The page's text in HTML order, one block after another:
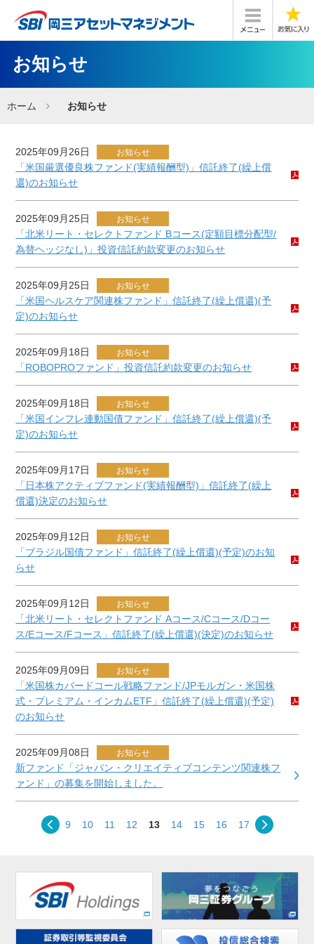
お知らせ
ホーム お知らせ
2025年09月26日 お知らせ
「米国厳選優良株ファンド(実績報酬型)」信託終了(繰上償
還)のお知らせ
2025年09月25日 お知らせ
「北米リート・セレクトファンド Bコース(定額目標分配型/
為替ヘッジなし)」投資信託約款変更のお知らせ
2025年09月25日 お知らせ
「米国ヘルスケア関連株ファンド」信託終了(繰上償還)(予
定)のお知らせ
2025年09月18日 お知らせ
「ROBOPROファンド」投資信託約款変更のお知らせ
2025年09月18日 お知らせ
「米国インフレ連動国債ファンド」信託終了(繰上償還)(予
定)のお知らせ
2025年09月17日 お知らせ
「日本株アクティブファンド(実績報酬型)」信託終了(繰上
償還)決定のお知らせ
2025年09月12日 お知らせ
「ブラジル国債ファンド」信託終了(繰上償還)(予定)のお知
らせ
2025年09月12日 お知らせ
「北米リート・セレクトファンド Aコース/Cコース/Dコー
ス/Eコース/Fコース」信託終了(繰上償還)(決定)のお知らせ
2025年09月09日 お知らせ
「米国株カバードコール戦略ファンド/JPモルガン・米国株
式・プレミアム・インカムETF」信託終了(繰上償還)(予定)
のお知らせ
2025年09月08日 お知らせ
新ファンド「ジャパン・クリエイティブコンテンツ関連株フ
ァンド」の募集を開始しました。
9 10 11 12 13 14 15 16 17